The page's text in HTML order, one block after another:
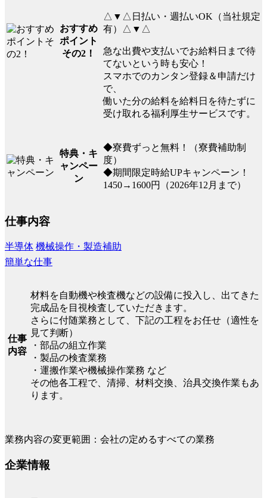
おすすめ
ポイント
その2！
△▼△日払い・週払いOK（当社規定
有）△▼△
急な出費や支払いでお給料日まで待
てないという時も安心！
スマホでのカンタン登録＆申請だけ
で、
働いた分の給料を給料日を待たずに
受け取れる福利厚生サービスです。
特典・キ
ャンペー
ン
◆寮費ずっと無料！（寮費補助制
度）
◆期間限定時給UPキャンペーン！
1450→1600円（2026年12月まで）
仕事内容
半導体 機械操作・製造補助
簡単な仕事
仕事
内容
材料を自動機や検査機などの設備に投入し、出てきた
完成品を目視検査していただきます。
さらに付随業務として、下記の工程をお任せ（適性を
見て判断）
・部品の組立作業
・製品の検査業務
・運搬作業や機械操作業務 など
その他各工程で、清掃、材料交換、治具交換作業もあ
ります。
業務内容の変更範囲：会社の定めるすべての業務
企業情報